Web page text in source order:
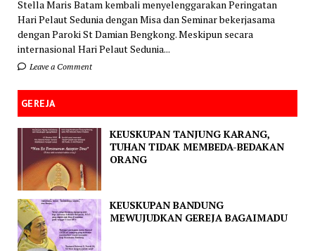
Stella Maris Batam kembali menyelenggarakan Peringatan
Hari Pelaut Sedunia dengan Misa dan Seminar bekerjasama
dengan Paroki St Damian Bengkong. Meskipun secara
internasional Hari Pelaut Sedunia...
Leave a Comment
GEREJA
KEUSKUPAN TANJUNG KARANG,
TUHAN TIDAK MEMBEDA-BEDAKAN
ORANG
KEUSKUPAN BANDUNG
MEWUJUDKAN GEREJA BAGAIMADU